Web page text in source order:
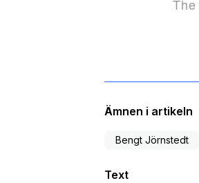
Ämnen i artikeln
Bengt Jörnstedt
Text